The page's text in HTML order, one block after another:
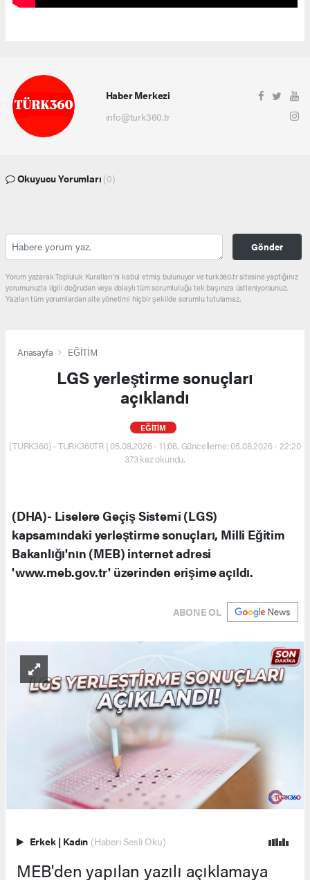
Haber Merkezi
info@turk360.tr
Okuyucu Yorumları (0)
Gönder
Yorum yazarak Topluluk Kuralları’nı kabul etmiş bulunuyor ve turk360.tr sitesine yaptığınız
yorumunuzla ilgili doğrudan veya dolaylı tüm sorumluluğu tek başınıza üstleniyorsunuz.
Yazılan tüm yorumlardan site yönetimi hiçbir şekilde sorumlu tutulamaz.
Anasayfa EĞİTİM
LGS yerleştirme sonuçları
açıklandı
EĞİTİM
(TURK360) - TURK360TR | 05.08.2026 - 11:06, Güncelleme: 05.08.2026 - 22:20
373 kez okundu.
(DHA)- Liselere Geçiş Sistemi (LGS)
kapsamındaki yerleştirme sonuçları, Milli Eğitim
Bakanlığı'nın (MEB) internet adresi
'www.meb.gov.tr' üzerinden erişime açıldı.
ABONE OL
Erkek | Kadın (Haberi Sesli Oku)
MEB'den yapılan yazılı açıklamaya